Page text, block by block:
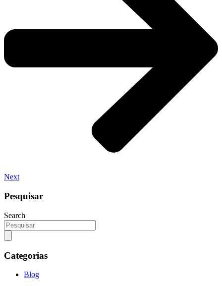
Next
Pesquisar
Search
Categorias
Blog